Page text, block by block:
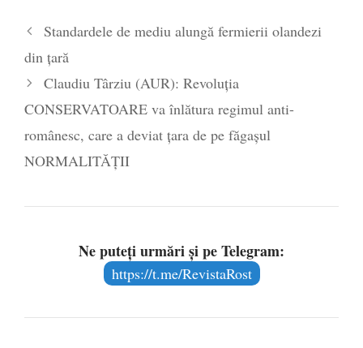
poetului Octavian Goga, înlăturat din Iași
- 16 aprilie 2026
Standardele de mediu alungă fermierii olandezi
din țară
Claudiu Târziu (AUR): Revoluția
CONSERVATOARE va înlătura regimul anti-
românesc, care a deviat țara de pe făgașul
NORMALITĂȚII
Ne puteți urmări și pe Telegram:
https://t.me/RevistaRost